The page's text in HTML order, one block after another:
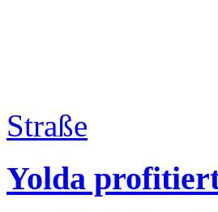
Straße
Yolda